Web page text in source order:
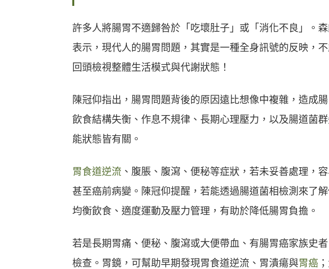
許多人將腸胃不適歸咎於「吃壞肚子」或「消化不良」。
表示，現代人的腸胃問題，其實是一種全身訊號的反映，
回頭檢視整體生活模式與代謝狀態！
陳冠仰指出，腸胃問題背後的原因遠比想像中複雜，造成
飲食結構失衡、作息不規律、長期心理壓力，以及腸道菌
能狀態皆有關。
胃食道逆流 、腹脹、腹瀉、便秘等症狀，若未妥善處理，
甚至癌前病變。陳冠仰提醒，若能透過腸道菌相檢測來了
均衡飲食、適度運動及壓力管理，有助於降低腸胃負擔。
若是長期胃痛、便秘、腹瀉或大便帶血、有腸胃癌家族史
檢查。胃鏡，可幫助早期發現胃食道逆流、胃潰瘍與胃癌